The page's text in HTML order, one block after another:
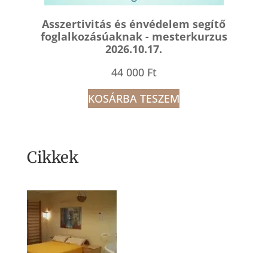
Asszertivitás és énvédelem segítő
foglalkozásúaknak - mesterkurzus
2026.10.17.
44 000 Ft
KOSÁRBA TESZEM
Cikkek